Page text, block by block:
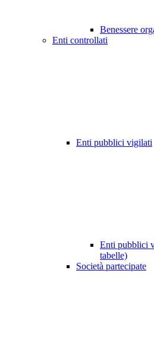
Benessere
Enti controllati
Enti pubblici vigilati
Enti pubblici
tabelle)
Società partecipate